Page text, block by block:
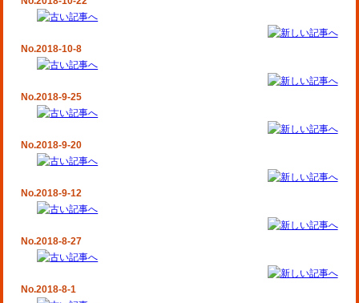
No.2018-10-8
No.2018-9-25
No.2018-9-20
No.2018-9-12
No.2018-8-27
No.2018-8-1